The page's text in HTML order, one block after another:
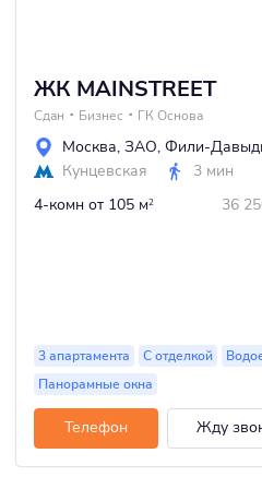
ЖК MAINSTREET
Сдан Бизнес ГК Основа
Москва, ЗАО, Фили-
Кунцевская
3 мин
4-комн от 105 м2 36
3 апартамента С отделкой
Панорамные окна
Телефон Жду